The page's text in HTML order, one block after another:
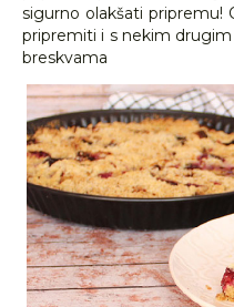
sigurno olakšati pripremu!
pripremiti i s nekim
breskvama